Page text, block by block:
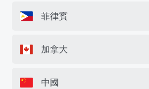
菲律賓
加拿大
中國